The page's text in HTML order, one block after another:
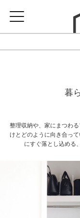
暮
整理収納や、家にまつわ
けとどのように向き合っ
にすぐ落とし込める